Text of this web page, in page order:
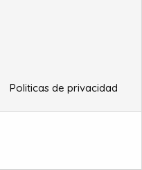
Politicas de privacidad